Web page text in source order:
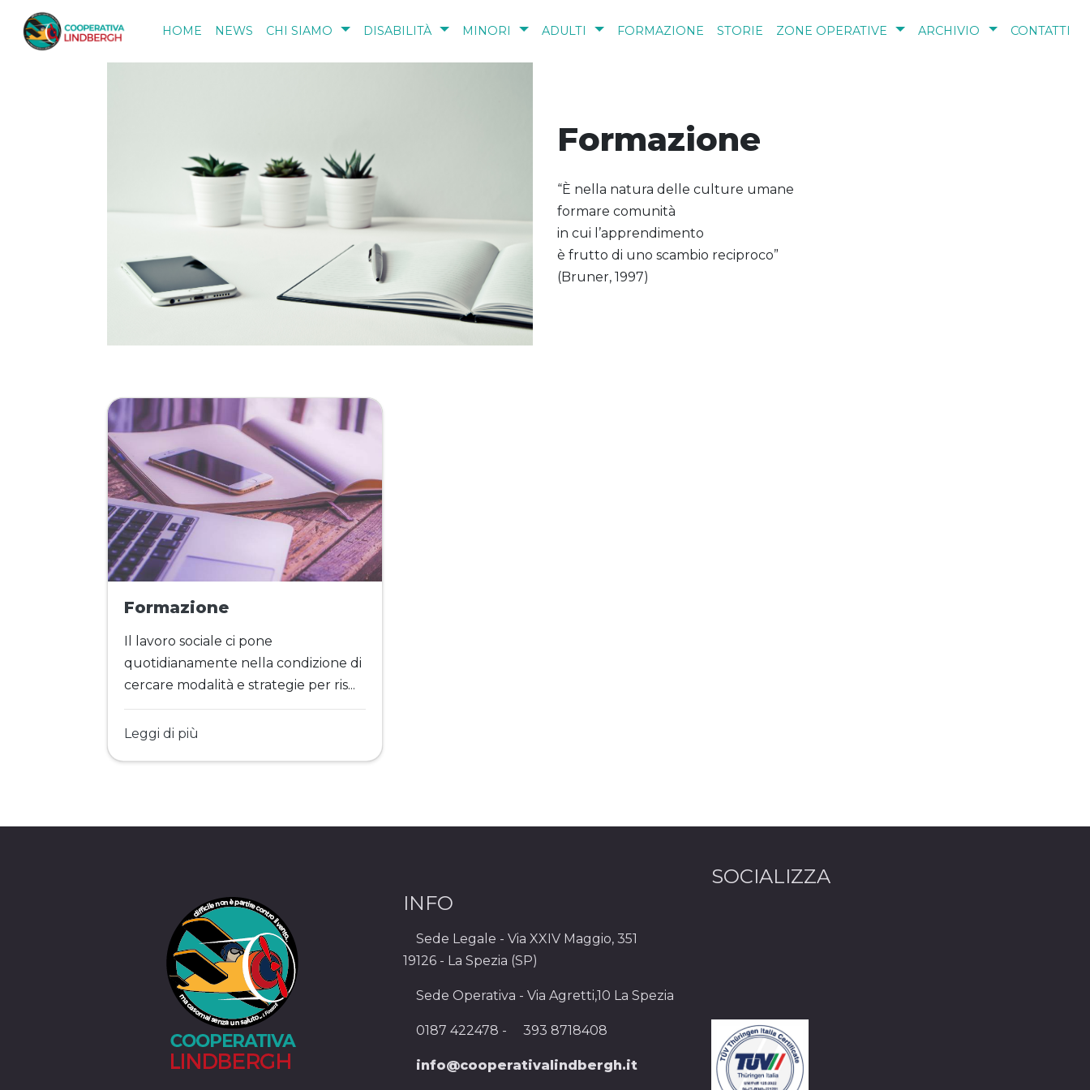
Salta al contenuto principale
HOME NEWS CHI SIAMO DISABILITÀ MINORI ADULTI FORMAZIONE STORIE ZONE OPERATIVE ARCHIVIO CONTATTI
Formazione
“È nella natura delle culture umane
formare comunità
in cui l’apprendimento
è frutto di uno scambio reciproco”
(Bruner, 1997)
Formazione
Il lavoro sociale ci pone
quotidianamente nella condizione di
cercare modalità e strategie per ris...
Leggi di più
INFO
Sede Legale - Via XXIV Maggio, 351
19126 - La Spezia (SP)
Sede Operativa - Via Agretti,10 La Spezia
0187 422478 - 393 8718408
info@cooperativalindbergh.it
SOCIALIZZA